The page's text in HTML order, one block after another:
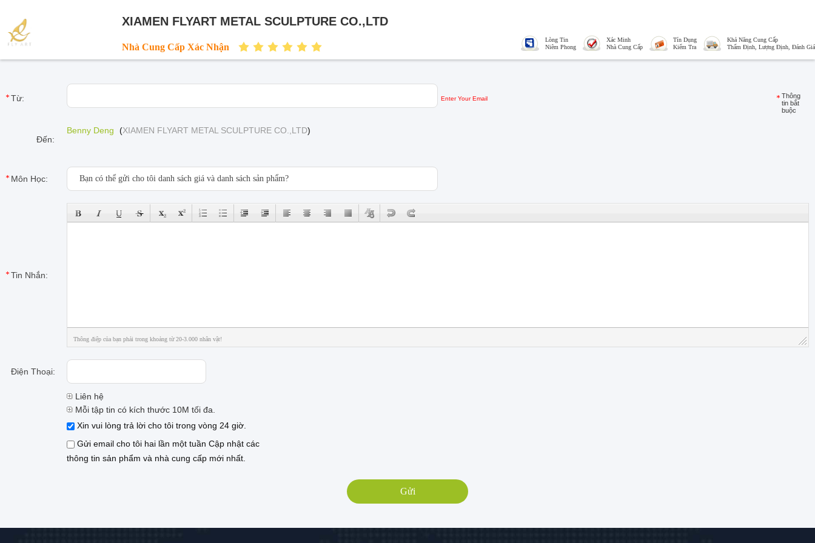
XIAMEN FLYART METAL SCULPTURE CO.,LTD
Nhà Cung Cấp Xác Nhận
Lòng Tin
Niêm Phong
Xác Minh
Nhà Cung Cấp
Tín Dụng
Kiểm Tra
Khả Năng Cung Cấp
Thẩm Định, Lượng Định, Đánh Giá
Từ: Enter Your Email
Thông
tin bắt
buộc
Đến:
Benny Deng (XIAMEN FLYART METAL SCULPTURE CO.,LTD)
Môn Học:
Tin Nhắn:
Thông điệp của bạn phải trong khoảng từ 20-3.000 nhân vật!
Điện Thoại:
Liên hệ
Mỗi tập tin có kích thước 10M tối đa.
Xin vui lòng trả lời cho tôi trong vòng 24 giờ.
Gửi email cho tôi hai lần một tuần Cập nhật các
thông tin sản phẩm và nhà cung cấp mới nhất.